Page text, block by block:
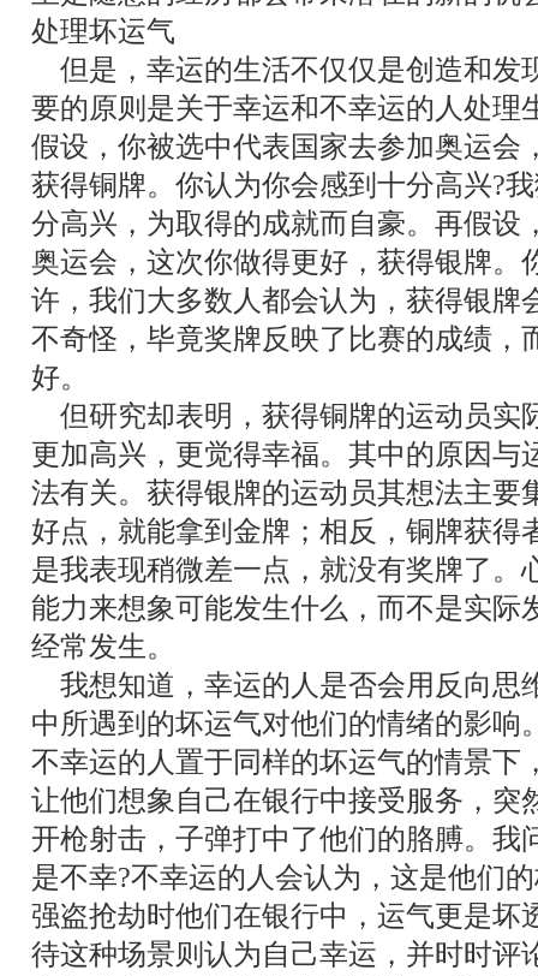
处理坏运气
但是，幸运的生活不仅仅是创造和发
要的原则是关于幸运和不幸运的人处理
假设，你被选中代表国家去参加奥运会
获得铜牌。你认为你会感到十分高兴?
分高兴，为取得的成就而自豪。再假设
奥运会，这次你做得更好，获得银牌。
许，我们大多数人都会认为，获得银牌
不奇怪，毕竟奖牌反映了比赛的成绩，
好。
但研究却表明，获得铜牌的运动员实
更加高兴，更觉得幸福。其中的原因与
法有关。获得银牌的运动员其想法主要
好点，就能拿到金牌；相反，铜牌获得
是我表现稍微差一点，就没有奖牌了。
能力来想象可能发生什么，而不是实际
经常发生。
我想知道，幸运的人是否会用反向思
中所遇到的坏运气对他们的情绪的影响
不幸运的人置于同样的坏运气的情景下
让他们想象自己在银行中接受服务，突
开枪射击，子弹打中了他们的胳膊。我
是不幸?不幸运的人会认为，这是他们
强盗抢劫时他们在银行中，运气更是坏
待这种场景则认为自己幸运，并时时评